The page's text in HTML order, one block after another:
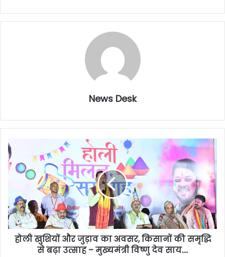
News Desk
होली खुशियों और जुड़ाव का अवसर, किसानों की समृद्धि
से बढ़ा उत्साह – मुख्यमंत्री विष्णु देव साय….